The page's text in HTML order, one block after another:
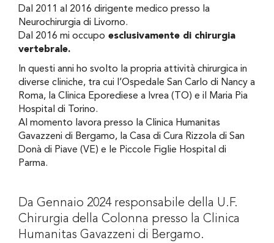
Dal 2011 al 2016 dirigente medico presso la
Neurochirurgia di Livorno.
Dal 2016 mi occupo esclusivamente di chirurgia
vertebrale.
In questi anni ho svolto la propria attività chirurgica in
diverse cliniche, tra cui l’Ospedale San Carlo di Nancy a
Roma, la Clinica Eporediese a Ivrea (TO) e il Maria Pia
Hospital di Torino.
Al momento lavora presso la Clinica Humanitas
Gavazzeni di Bergamo, la Casa di Cura Rizzola di San
Donà di Piave (VE) e le Piccole Figlie Hospital di
Parma.
Da Gennaio 2024 responsabile della U.F.
Chirurgia della Colonna presso la Clinica
Humanitas Gavazzeni di Bergamo.